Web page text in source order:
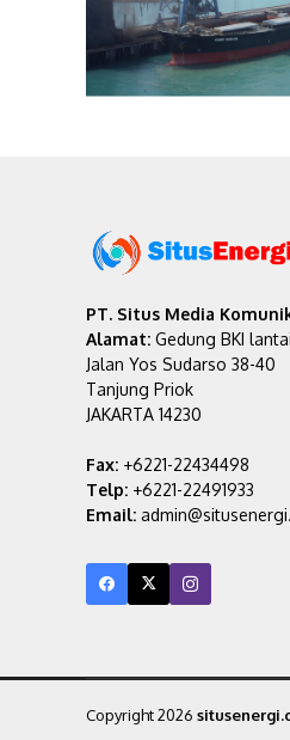
PT. Situs Media
Alamat: Gedung BKI
Jalan Yos Sudarso 38-40
Tanjung Priok
JAKARTA 14230
Fax: +6221-22434498
Telp: +6221-22491933
Email:
Copyright 2026